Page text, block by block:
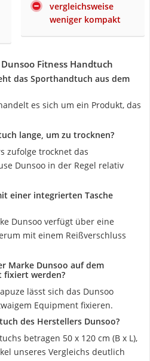
vergleichsweise
weniger kompakt
Fitness Handtuch
das Sporthandtuch aus dem
es sich um ein Produkt, das
lange, um zu trocknen?
zufolge trocknet das
Dunsoo in der Regel relativ
einer integrierten Tasche
Dunsoo verfügt über eine
mit einem Reißverschluss
Marke Dunsoo auf dem
fixiert werden?
lässt sich das Dunsoo
Equipment fixieren.
des Herstellers Dunsoo?
betragen 50 x 120 cm (B x L),
unseres Vergleichs deutlich